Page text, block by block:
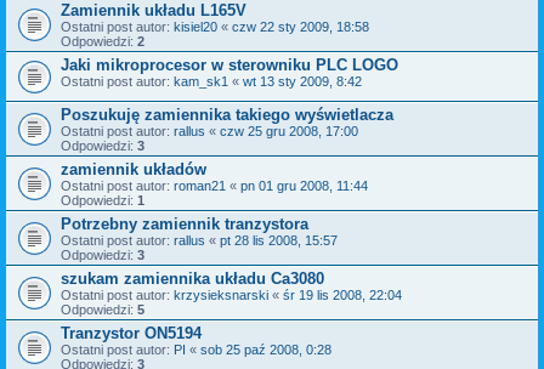
Zamiennik układu L165V
Ostatni post autor: kisiel20 « czw 22 sty 2009, 18:58
Odpowiedzi: 2
Jaki mikroprocesor w sterowniku PLC LOGO
Ostatni post autor: kam_sk1 « wt 13 sty 2009, 8:42
Poszukuję zamiennika takiego wyświetlacza
Ostatni post autor: rallus « czw 25 gru 2008, 17:00
Odpowiedzi: 3
zamiennik układów
Ostatni post autor: roman21 « pn 01 gru 2008, 11:44
Odpowiedzi: 1
Potrzebny zamiennik tranzystora
Ostatni post autor: rallus « pt 28 lis 2008, 15:57
Odpowiedzi: 3
szukam zamiennika układu Ca3080
Ostatni post autor: krzysieksnarski « śr 19 lis 2008, 22:04
Odpowiedzi: 5
Tranzystor ON5194
Ostatni post autor: PI « sob 25 paź 2008, 0:28
Odpowiedzi: 3